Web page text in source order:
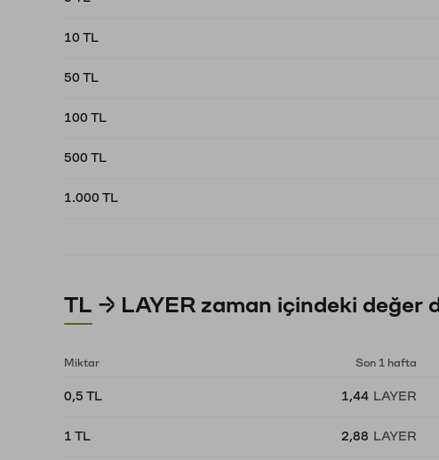
10 TL
50 TL
100 TL
500 TL
1.000 TL
TL → LAYER zaman içindeki değer
Miktar Son 1 hafta
0,5 TL 1,44 LAYER
1 TL 2,88 LAYER